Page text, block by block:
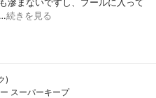
滲まないですし、プールに入って
続きを見る
)
スーパーキープ